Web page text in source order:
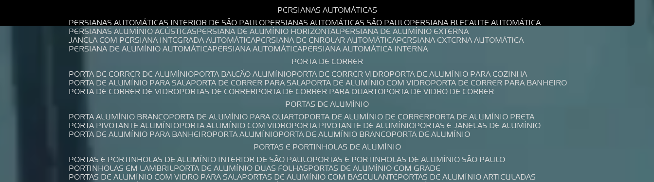
PERSIANAS AUTOMÁTICAS
PERSIANAS AUTOMÁTICAS INTERIOR DE SÃO PAULO PERSIANAS AUTOMÁTICAS SÃO PAULO PERSIANA BLECAUTE AUTOMÁTICA
PERSIANAS ALUMÍNIO ACÚSTICAS PERSIANA DE ALUMÍNIO HORIZONTAL PERSIANA DE ALUMÍNIO EXTERNA
JANELA COM PERSIANA INTEGRADA AUTOMÁTICA PERSIANA DE ENROLAR AUTOMÁTICA PERSIANA EXTERNA AUTOMÁTICA
PERSIANA DE ALUMÍNIO AUTOMÁTICA PERSIANA AUTOMÁTICA PERSIANA AUTOMÁTICA INTERNA
PORTA DE CORRER
PORTA DE CORRER DE ALUMÍNIO PORTA BALCÃO ALUMÍNIO PORTA DE CORRER VIDRO PORTA DE ALUMÍNIO PARA COZINHA
PORTA DE ALUMÍNIO PARA SALA PORTA DE CORRER PARA SALA PORTA DE ALUMÍNIO COM VIDRO PORTA DE CORRER PARA BANHEIRO
PORTA DE CORRER DE VIDRO PORTAS DE CORRER PORTA DE CORRER PARA QUARTO PORTA DE VIDRO DE CORRER
PORTAS DE ALUMÍNIO
PORTA ALUMÍNIO BRANCO PORTA DE ALUMÍNIO PARA QUARTO PORTA DE ALUMÍNIO DE CORRER PORTA DE ALUMÍNIO PRETA
PORTA PIVOTANTE ALUMÍNIO PORTA ALUMÍNIO COM VIDRO PORTA PIVOTANTE DE ALUMÍNIO PORTAS E JANELAS DE ALUMÍNIO
PORTA DE ALUMÍNIO PARA BANHEIRO PORTA ALUMÍNIO PORTA DE ALUMÍNIO BRANCO PORTA DE ALUMÍNIO
PORTAS E PORTINHOLAS DE ALUMÍNIO
PORTAS E PORTINHOLAS DE ALUMÍNIO INTERIOR DE SÃO PAULO PORTAS E PORTINHOLAS DE ALUMÍNIO SÃO PAULO
PORTINHOLAS EM LAMBRIL PORTA DE ALUMÍNIO DUAS FOLHAS PORTAS DE ALUMÍNIO COM GRADE
PORTAS DE ALUMÍNIO COM VIDRO PARA SALA PORTAS DE ALUMÍNIO COM BASCULANTE PORTAS DE ALUMÍNIO ARTICULADAS